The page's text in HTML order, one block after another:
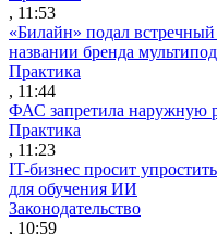
, 11:53
«Билайн» подал
названии бренда
Практика
, 11:44
ФАС запретила наружную
Практика
, 11:23
IT-бизнес просит
для обучения ИИ
Законодательство
, 10:59